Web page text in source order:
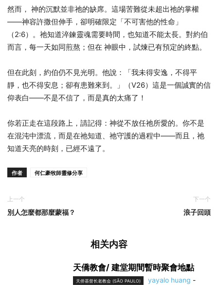
然而， 神的沉默並非祂的缺席。這場苦難從未超出祂的掌權
——神容許撒但伸手，卻明確限定「不可害他的性命」
（2:6）。祂知道淬鍊靈魂需要時間，也知道不能太長。對約伯
而言，每一天如同煎熬；但在 神眼中，試煉已有預定的終點。
但在此刻，約伯仍不見光明。他說：「我未得安逸，不得平
靜，也不得安息；卻有患難來到。」（V26）這是一個誠實的信
仰表白——不是不信了，而是真的太痛了！
你若正走在這段路上，請記得：神從不放任祂所愛的。你不是
在混沌中漂流，而是在祂知道、祂守護的過程中——而且，祂
知道天亮的時刻，已經不遠了。
作者 何仁豪牧師靈修分享
上一个
別人怎麼都那麼蒙福？
下一个
浪子回頭
相关内容
天僑教會/ 建堂期間暫時聚會地點
天侨基督长老教会 (SÃO PAULO) yayalo huang -